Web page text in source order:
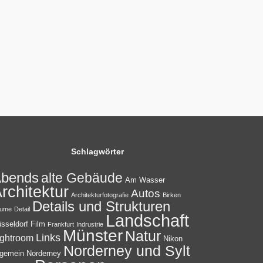
Schlagwörter
alte Gebäude Am Wasser
Architekturfotografie Autos Birken
Detail Details und Strukturen
Film Frankfurt Indrustrie Landschaft
Links Münster Natur Nikon
Norderney Norderney und Sylt